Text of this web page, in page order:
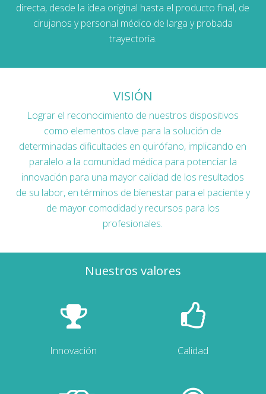
directa, desde la idea original hasta el producto final, de
cirujanos y personal médico de larga y probada
trayectoria.
VISIÓN
Lograr el reconocimiento de nuestros dispositivos
como elementos clave para la solución de
determinadas dificultades en quirófano, implicando en
paralelo a la comunidad médica para potenciar la
innovación para una mayor calidad de los resultados
de su labor, en términos de bienestar para el paciente y
de mayor comodidad y recursos para los
profesionales.
Nuestros valores
Innovación Calidad